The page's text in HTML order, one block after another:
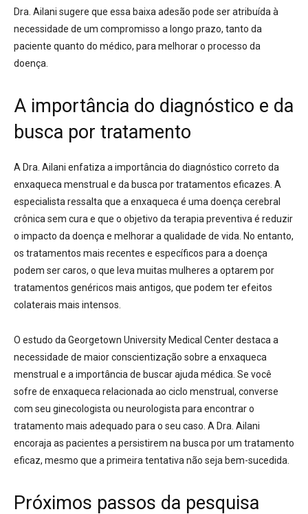
Dra. Ailani sugere que essa baixa adesão pode ser atribuída à
necessidade de um compromisso a longo prazo, tanto da
paciente quanto do médico, para melhorar o processo da
doença.
A importância do diagnóstico e da
busca por tratamento
A Dra. Ailani enfatiza a importância do diagnóstico correto da
enxaqueca menstrual e da busca por tratamentos eficazes. A
especialista ressalta que a enxaqueca é uma doença cerebral
crônica sem cura e que o objetivo da terapia preventiva é reduzir
o impacto da doença e melhorar a qualidade de vida. No entanto,
os tratamentos mais recentes e específicos para a doença
podem ser caros, o que leva muitas mulheres a optarem por
tratamentos genéricos mais antigos, que podem ter efeitos
colaterais mais intensos.
O estudo da Georgetown University Medical Center destaca a
necessidade de maior conscientização sobre a enxaqueca
menstrual e a importância de buscar ajuda médica. Se você
sofre de enxaqueca relacionada ao ciclo menstrual, converse
com seu ginecologista ou neurologista para encontrar o
tratamento mais adequado para o seu caso. A Dra. Ailani
encoraja as pacientes a persistirem na busca por um tratamento
eficaz, mesmo que a primeira tentativa não seja bem-sucedida.
Próximos passos da pesquisa